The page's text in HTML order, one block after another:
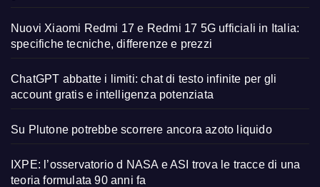
Nuovi Xiaomi Redmi 17 e Redmi 17 5G ufficiali in Italia:
specifiche tecniche, differenze e prezzi
ChatGPT abbatte i limiti: chat di testo infinite per gli
account gratis e intelligenza potenziata
Su Plutone potrebbe scorrere ancora azoto liquido
IXPE: l’osservatorio d NASA e ASI trova le tracce di una
teoria formulata 90 anni fa